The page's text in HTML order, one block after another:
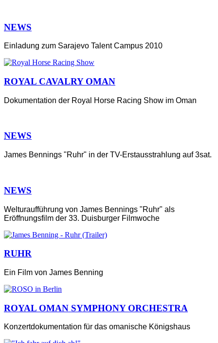
NEWS
Einladung zum Sarajevo Talent Campus 2010
ROYAL CAVALRY OMAN
Dokumentation der Royal Horse Racing Show im Oman
NEWS
James Bennings "Ruhr" in der TV-Erstausstrahlung auf 3sat.
NEWS
Welturaufführung von James Bennings "Ruhr" als
Eröffnungsfilm der 33. Duisburger Filmwoche
RUHR
Ein Film von James Benning
ROYAL OMAN SYMPHONY ORCHESTRA
Konzertdokumentation für das omanische Königshaus